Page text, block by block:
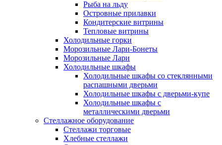
Рыба на льду
Островные прилавки
Кондитерские витрины
Тепловые витрины
Холодильные горки
Морозильные Лари-Бонеты
Морозильные Лари
Холодильные шкафы
Холодильные шкафы со стеклянными
распашными дверьми
Холодильные шкафы с дверьми-купе
Холодильные шкафы с
металлическими дверьми
Стеллажное оборудование
Стеллажи торговые
Хлебные стеллажи